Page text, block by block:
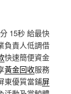
15秒 給最快
負責人低調借
快速簡便資金
黃金回收服務
東優質當鋪屏